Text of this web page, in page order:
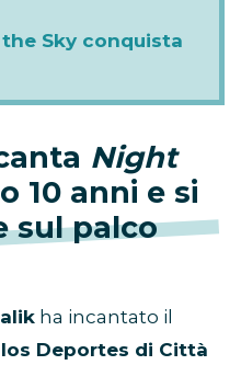
Sky conquista
Night
10 anni e si
sul palco
ha incantato il
Deportes di Città